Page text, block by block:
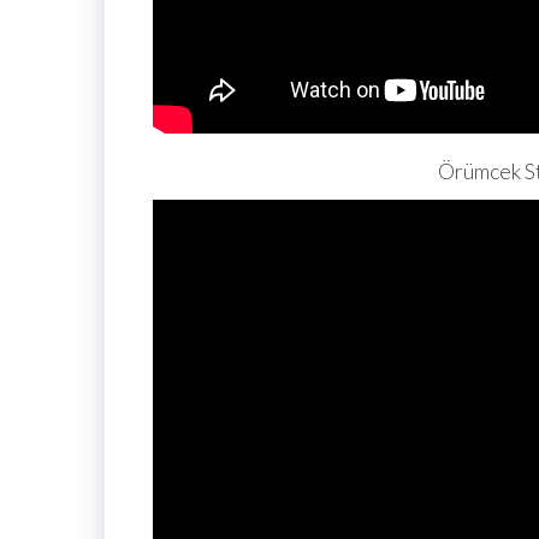
Örümcek